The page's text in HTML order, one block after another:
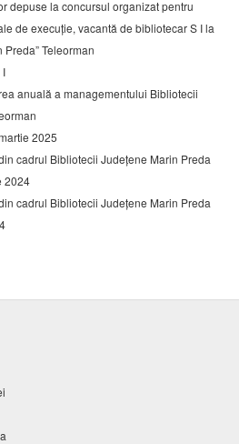
depuse la concursul organizat pentru
de execuție, vacantă de bibliotecar S I la
Teleorman
I
anuală a managementului Bibliotecii
2025
cadrul Bibliotecii Județene Marin Preda
2024
cadrul Bibliotecii Județene Marin Preda